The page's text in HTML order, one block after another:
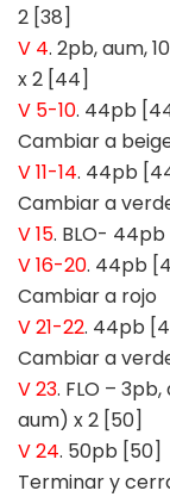
2 [38]
V 4. 2pb, aum,
x 2 [44]
V 5-10. 44pb
Cambiar a
V 11-14. 44pb
Cambiar a
V 15. BLO-
V 16-20. 44pb
Cambiar a rojo
V 21-22. 44pb
Cambiar a
V 23. FLO –
aum) x 2 [50]
V 24. 50pb [50]
Terminar y